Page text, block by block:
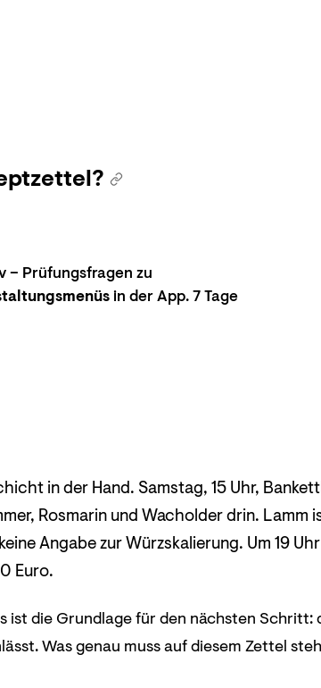
– Prüfungsfragen zu
in der App. 7 Tage
in der Hand. Samstag, 15 Uhr,
Rosmarin und Wacholder drin. Lamm
Angabe zur Würzskalierung. Um 19
Euro.
ist die Grundlage für den nächsten Schritt:
Was genau muss auf diesem Zettel